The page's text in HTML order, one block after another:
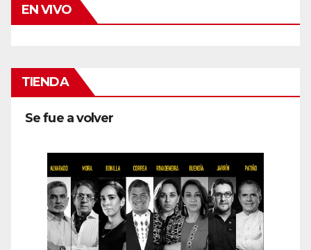
EN VIVO
TIENDA
Se fue a volver